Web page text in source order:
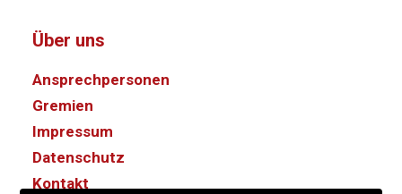
Über uns
Ansprechpersonen
Gremien
Impressum
Datenschutz
Kontakt